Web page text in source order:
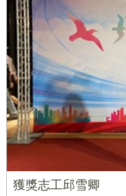
獲獎志工邱雪卿